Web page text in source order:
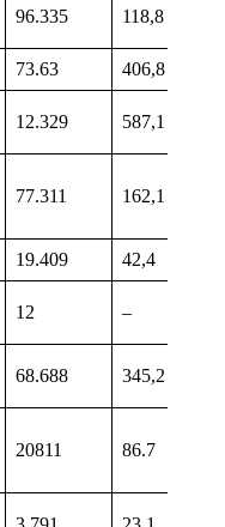
96.335 118,8
73.63 406,8
12.329 587,1
77.311 162,1
19.409 42,4
12 –
68.688 345,2
20811 86.7